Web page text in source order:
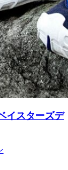
イスターズデ